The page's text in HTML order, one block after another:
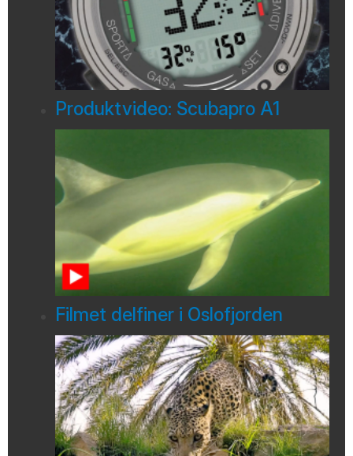
Produktvideo: Scubapro A1
Filmet delfiner i Oslofjorden